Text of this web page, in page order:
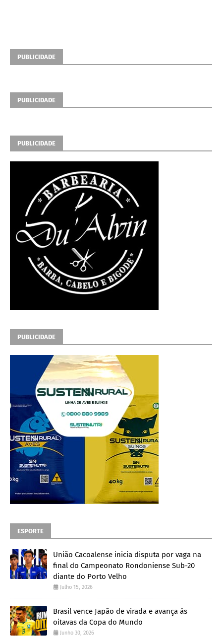
PUBLICIDADE
PUBLICIDADE
PUBLICIDADE
PUBLICIDADE
ESPORTE
União Cacoalense inicia disputa por vaga na
final do Campeonato Rondoniense Sub-20
diante do Porto Velho
Julho 15, 2026
Brasil vence Japão de virada e avança às
oitavas da Copa do Mundo
Junho 30, 2026